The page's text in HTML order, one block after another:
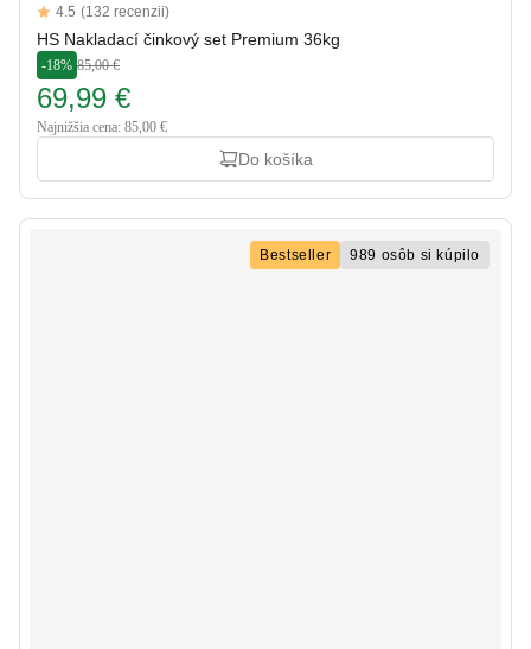
Reviews
4.5 out of 5 stars
4.5 (132 recenzii)
HS Nakladací činkový set Premium 36kg
-18% 85,00 €
69,99 €
Najnižšia cena: 85,00 €
Do košíka
Bestseller 989 osôb si kúpilo